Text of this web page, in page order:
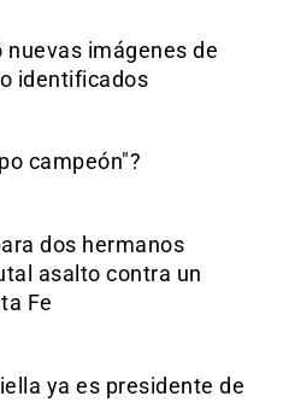
nuevas imágenes de
identificados
campeón"?
dos hermanos
asalto contra un
Fe
ya es presidente de